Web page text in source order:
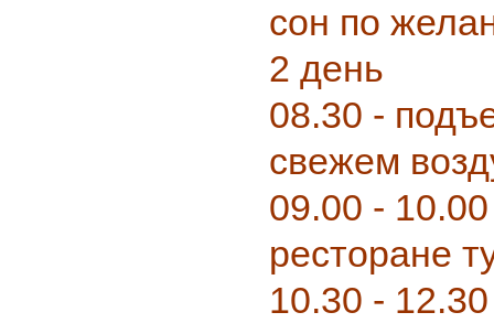
сон по
2 день
08.30 -
свежем
09.00 -
ресторане
10.30 -